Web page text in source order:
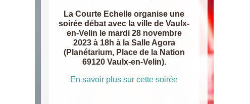
La Courte Echelle organise une
soirée débat avec la ville de Vaulx-
en-Velin le mardi 28 novembre
2023 à 18h à la Salle Agora
(Planétarium, Place de la Nation
69120 Vaulx-en-Velin).
En savoir plus sur cette soirée